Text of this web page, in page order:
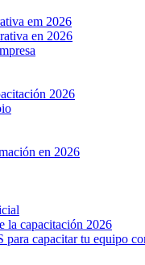
em 2026
en 2026
2026
en 2026
la capacitación 2026
para capacitar tu equipo